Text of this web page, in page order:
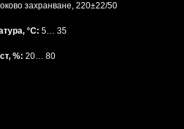
захранване, 220±22/50
°C: 5… 35
%: 20… 80